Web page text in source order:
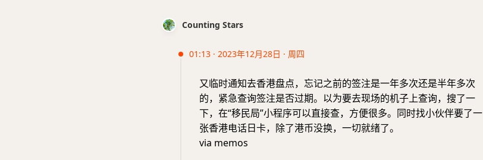
Counting Stars
01:13 · 2023年12月28日 · 周四
又临时通知去香港盘点，忘记之前的签注是一年多次还是半年多次
的，紧急查询签注是否过期。以为要去现场的机子上查询，搜了一
下，在“移民局”小程序可以直接查，方便很多。同时找小伙伴要了一
张香港电话日卡，除了港币没换，一切就绪了。
via memos